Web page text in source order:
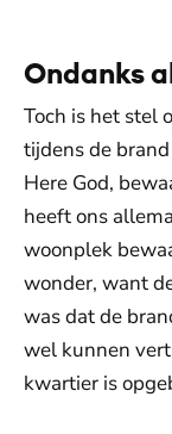
Ondanks
Toch is het stel
tijdens de
Here God,
heeft ons
woonplek
wonder, want
was dat de
wel kunnen
kwartier is